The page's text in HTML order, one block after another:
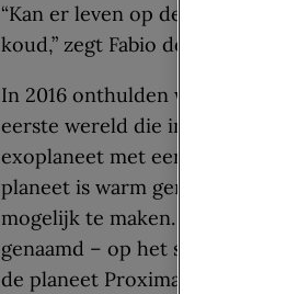
“Kan er leven op deze planeet
koud,” zegt Fabio del Sordo van
In 2016 onthulden
eerste wereld die in een
exoplaneet met een massa van
planeet is warm genoeg om
mogelijk te maken.
genaamd – op het spoor door
de planeet Proxima Centauri b